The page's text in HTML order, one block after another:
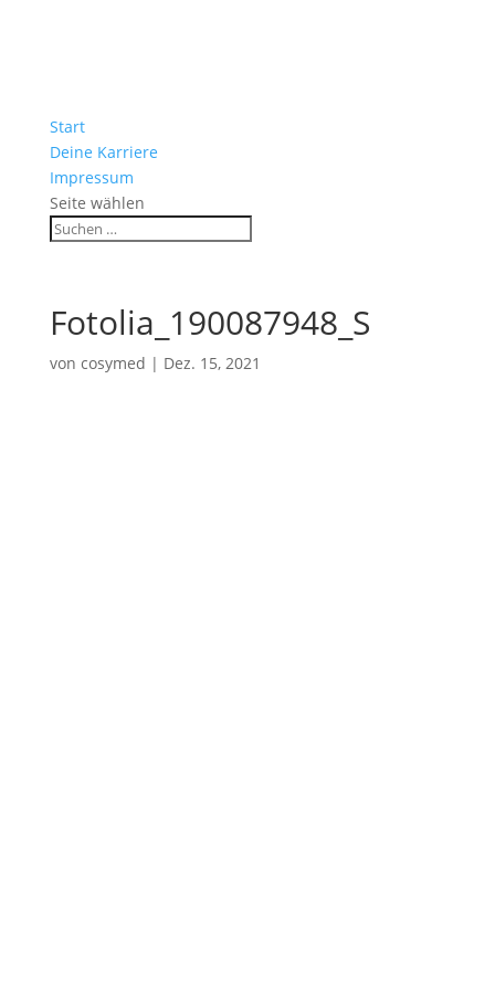
Start
Deine Karriere
Impressum
Seite wählen
Fotolia_190087948_S
von cosymed | Dez. 15, 2021